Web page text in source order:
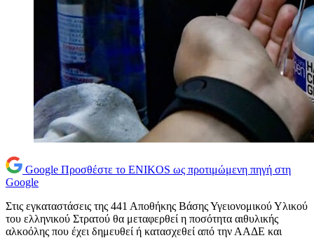
Google Προσθέστε το ENIKOS ως προτιμώμενη πηγή στη
Google
Στις εγκαταστάσεις της 441 Αποθήκης Βάσης Υγειονομικού Υλικού
του ελληνικού Στρατού θα μεταφερθεί η ποσότητα αιθυλικής
αλκοόλης που έχει δημευθεί ή κατασχεθεί από την ΑΑΔΕ και